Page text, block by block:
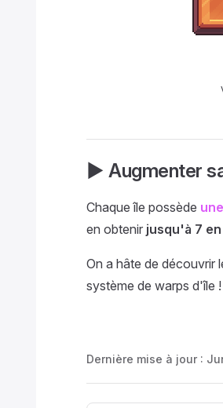
▶️ Augmenter
Chaque île possède
en obtenir jusqu'à 7
On a hâte de découvrir
système de warps d'île !
Dernière mise à jour :